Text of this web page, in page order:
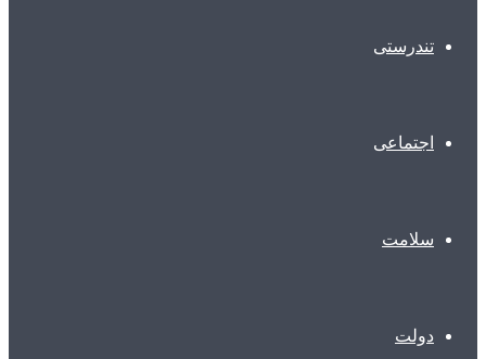
تندرستی
اجتماعی
سلامت
دولت